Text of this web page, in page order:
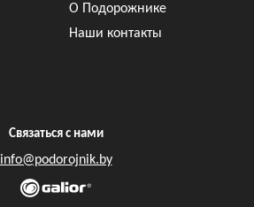
О Подорожнике
Наши контакты
Связаться с нами
info@podorojnik.by